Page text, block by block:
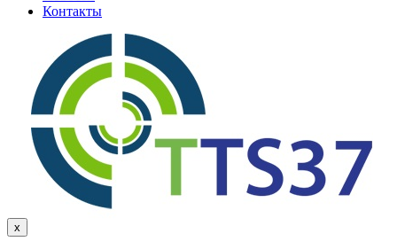
Контакты
x